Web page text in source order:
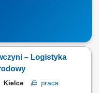
– Logistyka
Kielce
praca